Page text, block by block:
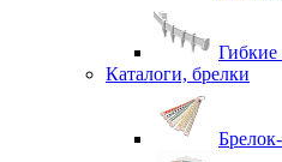
Гибкие
Каталоги, брелки